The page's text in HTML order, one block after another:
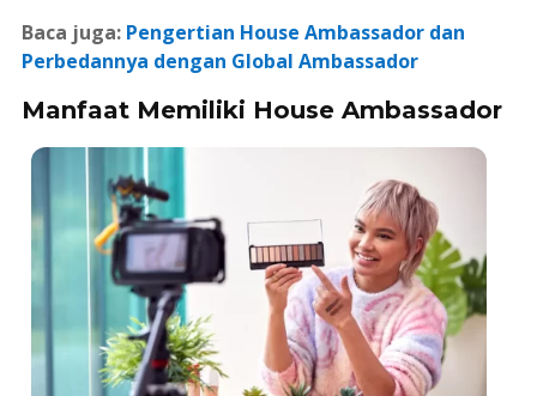
Baca juga: Pengertian House Ambassador dan
Perbedannya dengan Global Ambassador
Manfaat Memiliki House Ambassador